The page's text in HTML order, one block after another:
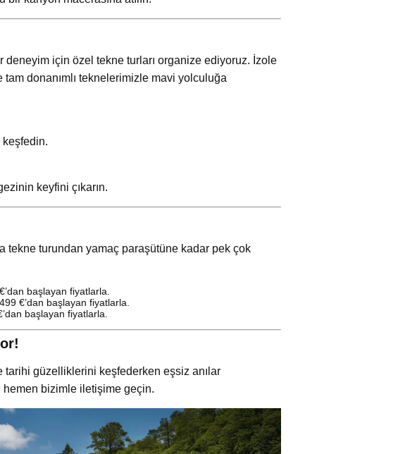
deneyim için özel tekne turları organize ediyoruz. İzole
donanımlı teknelerimizle mavi yolculuğa
keşfedin.
keyfini çıkarın.
tekne turundan yamaç paraşütüne kadar pek çok
başlayan fiyatlarla.
499 €’dan başlayan fiyatlarla.
başlayan fiyatlarla.
tarihi güzelliklerini keşfederken eşsiz anılar
bizimle iletişime geçin.